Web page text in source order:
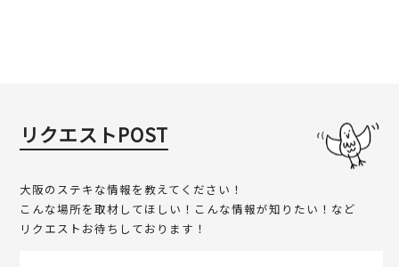
リクエストPOST
大阪のステキな情報を教えてください！
こんな場所を取材してほしい！こんな情報が知りたい！など
リクエストお待ちしております！